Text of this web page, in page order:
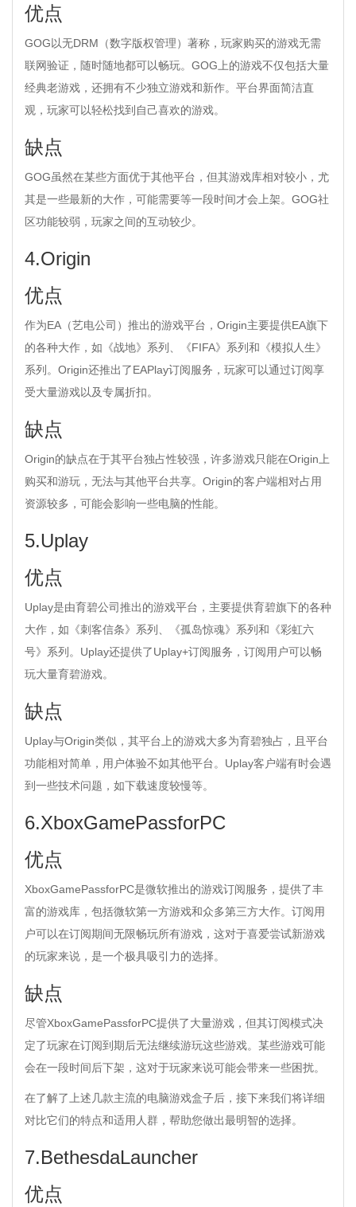
优点
GOG以无DRM（数字版权管理）著称，玩家购买的游戏无需
联网验证，随时随地都可以畅玩。GOG上的游戏不仅包括大量
经典老游戏，还拥有不少独立游戏和新作。平台界面简洁直
观，玩家可以轻松找到自己喜欢的游戏。
缺点
GOG虽然在某些方面优于其他平台，但其游戏库相对较小，尤
其是一些最新的大作，可能需要等一段时间才会上架。GOG社
区功能较弱，玩家之间的互动较少。
4.Origin
优点
作为EA（艺电公司）推出的游戏平台，Origin主要提供EA旗下
的各种大作，如《战地》系列、《FIFA》系列和《模拟人生》
系列。Origin还推出了EAPlay订阅服务，玩家可以通过订阅享
受大量游戏以及专属折扣。
缺点
Origin的缺点在于其平台独占性较强，许多游戏只能在Origin上
购买和游玩，无法与其他平台共享。Origin的客户端相对占用
资源较多，可能会影响一些电脑的性能。
5.Uplay
优点
Uplay是由育碧公司推出的游戏平台，主要提供育碧旗下的各种
大作，如《刺客信条》系列、《孤岛惊魂》系列和《彩虹六
号》系列。Uplay还提供了Uplay+订阅服务，订阅用户可以畅
玩大量育碧游戏。
缺点
Uplay与Origin类似，其平台上的游戏大多为育碧独占，且平台
功能相对简单，用户体验不如其他平台。Uplay客户端有时会遇
到一些技术问题，如下载速度较慢等。
6.XboxGamePassforPC
优点
XboxGamePassforPC是微软推出的游戏订阅服务，提供了丰
富的游戏库，包括微软第一方游戏和众多第三方大作。订阅用
户可以在订阅期间无限畅玩所有游戏，这对于喜爱尝试新游戏
的玩家来说，是一个极具吸引力的选择。
缺点
尽管XboxGamePassforPC提供了大量游戏，但其订阅模式决
定了玩家在订阅到期后无法继续游玩这些游戏。某些游戏可能
会在一段时间后下架，这对于玩家来说可能会带来一些困扰。
在了解了上述几款主流的电脑游戏盒子后，接下来我们将详细
对比它们的特点和适用人群，帮助您做出最明智的选择。
7.BethesdaLauncher
优点